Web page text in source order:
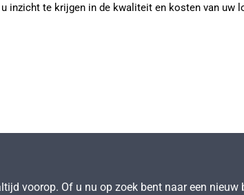
inzicht te krijgen in de kwaliteit en kosten van uw
voorop. Of u nu op zoek bent naar een